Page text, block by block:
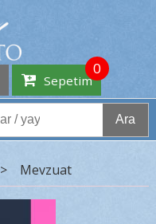
Sepetim
0
Ara
> Mevzuat